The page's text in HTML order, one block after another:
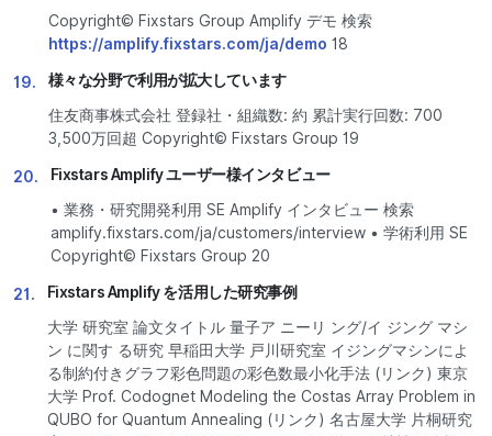
Copyright© Fixstars Group Amplify デモ 検索
https://amplify.fixstars.com/ja/demo 18
19.
様々な分野で利用が拡大しています
住友商事株式会社 登録社・組織数: 約 累計実行回数: 700
3,500万回超 Copyright© Fixstars Group 19
20.
Fixstars Amplify ユーザー様インタビュー
• 業務・研究開発利用 SE Amplify インタビュー 検索
amplify.fixstars.com/ja/customers/interview • 学術利用 SE
Copyright© Fixstars Group 20
21.
Fixstars Amplify を活用した研究事例
大学 研究室 論文タイトル 量子ア ニーリ ング/イ ジング マシ
ン に関す る研究 早稲田大学 戸川研究室 イジングマシンによ
る制約付きグラフ彩色問題の彩色数最小化手法 (リンク) 東京
大学 Prof. Codognet Modeling the Costas Array Problem in
QUBO for Quantum Annealing (リンク) 名古屋大学 片桐研究